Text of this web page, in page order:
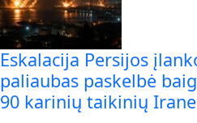
Eskalacija Persijos
paliaubas paskelbė
90 karinių taikinių Irane